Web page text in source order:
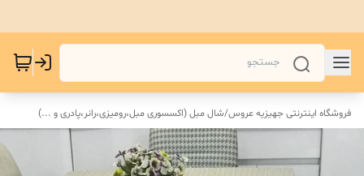
فروشگاه اینترنتی جهیزیه عروس/شال مبل (اکسسوری مبل،رومیزی،رانر،پادری و ...)